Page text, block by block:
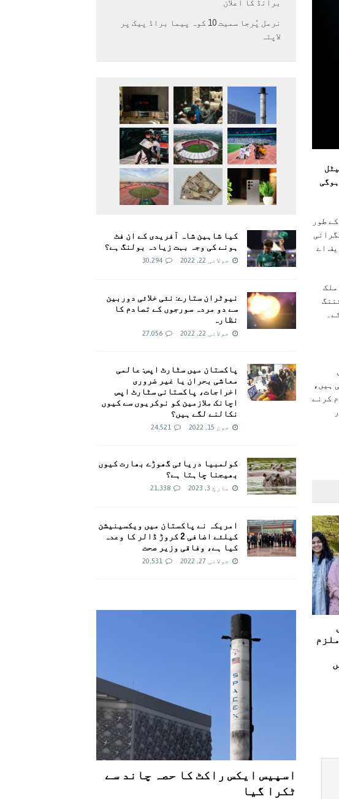
طور
اے
ملک
ہیں،
کرنے
برانڈ کا اعلان
نرمل پُرجا سمیت 10 کوہ پیما براڈ پیک پر
لاپتہ
کیا شاہین شاہ آفریدی کے ان فٹ
ہونے کی وجہ بہت زیادہ بولنگ ہے؟
جولائی 22, 2022 30,294
نیوٹران ستارے: نئی خلائی دوربین
سے دو مردہ سورجوں کے تصادم کا
نظارہ
جولائی 22, 2022 27,056
پاکستان میں سٹارٹ اپس: عالمی
معاشی بحران یا غیر ضروری
اخراجات، پاکستانی سٹارٹ اپس
اچانک ملازمین کو نوکریوں سے کیوں
نکالنے لگے ہیں؟
جون 15, 2022 24,521
کولمبیا دریائی گھوڑے بھارت کیوں
بھیجنا چاہتا ہے؟
مارچ 3, 2023 21,338
امريکہ نے پاکستان میں ویکسینیشن
کیلئے اضافی 2 کروڑ ڈالر کا وعدہ
کیا ہے، وفاقی وزیر صحت
جولائی 27, 2022 20,531
اسپیس ایکس راکٹ کا حصہ چاند سے
ٹکرا گیا